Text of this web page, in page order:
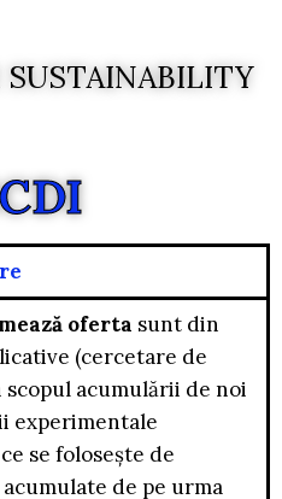
oferta sunt din
(cercetare de
acumulării de noi
experimentale
se folosește de
de pe urma